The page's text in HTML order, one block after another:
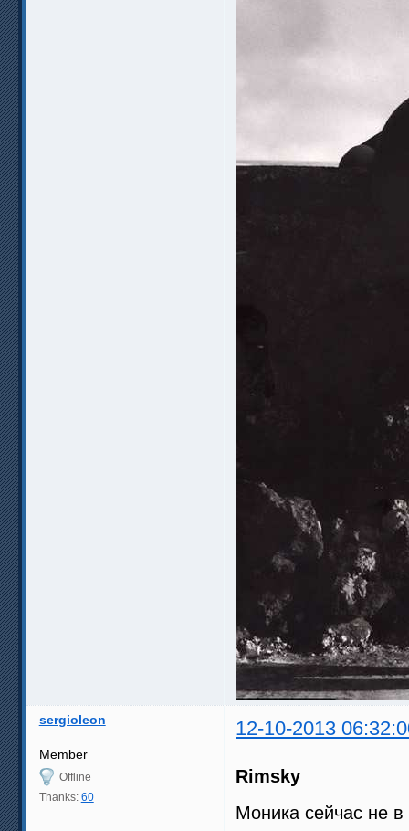
sergioleon 12-10-2013
Member
Offline
Thanks: 60
Rimsky
Моника сейчас не